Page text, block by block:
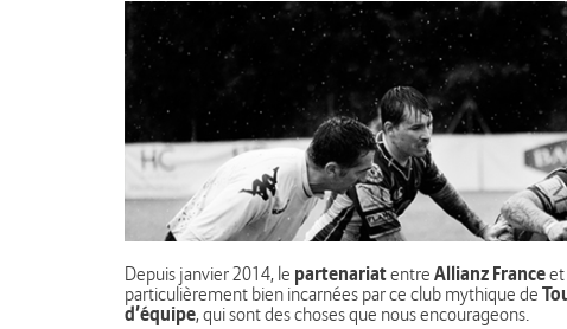
Depuis janvier 2014, le partenariatentreAllianz Franceet
particulièrement bien incarnées par ce club mythique de
d’équipe, qui sont des choses que nous encourageons.